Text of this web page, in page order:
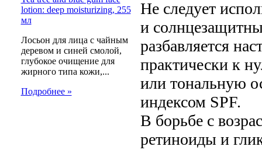
Лосьон для лица с чайным
деревом и синей смолой,
глубокое очищение для
жирного типа кожи,...
Подробнее »
Не следует
и
разбавляется
практически к
или тональную
индексом SPF.
В борьбе с
ретиноиды и